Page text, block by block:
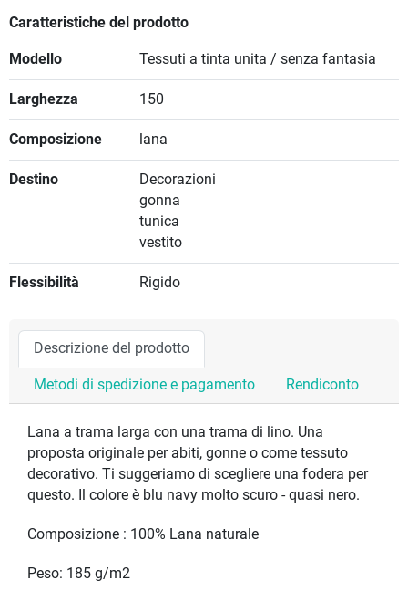
Caratteristiche del prodotto
Modello Tessuti a tinta unita / senza fantasia
Larghezza 150
Composizione lana
Destino
Decorazioni
gonna
tunica
vestito
Flessibilità Rigido
Descrizione del prodotto
Metodi di spedizione e pagamento Rendiconto
Lana a trama larga con una trama di lino. Una
proposta originale per abiti, gonne o come tessuto
decorativo. Ti suggeriamo di scegliere una fodera per
questo. Il colore è blu navy molto scuro - quasi nero.
Composizione : 100% Lana naturale
Peso: 185 g/m2